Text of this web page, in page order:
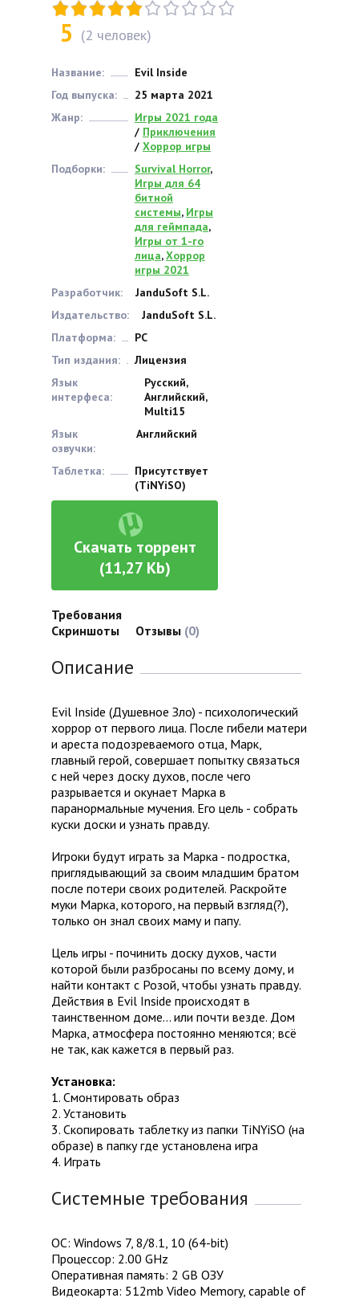
5 (2 человек)
Название:
Evil Inside
Год выпуска:
25 марта 2021
Жанр:
Игры 2021 года
/ Приключения
/ Хоррор игры
Подборки:
Survival Horror,
Игры для 64
битной
системы, Игры
для геймпада,
Игры от 1-го
лица,Хоррор
игры 2021
Разработчик:
JanduSoft S.L.
Издательство:
JanduSoft S.L.
Платформа:
PC
Тип издания:
Лицензия
Язык
интерфеса:
Русский,
Английский,
Multi15
Язык
озвучки:
Английский
Таблетка:
Присутствует
(TiNYiSO)
Скачать торрент
(11,27 Kb)
Требования
Скриншоты
Отзывы (0)
Описание
Evil Inside (Душевное Зло) - психологический
хоррор от первого лица. После гибели матери
и ареста подозреваемого отца, Марк,
главный герой, совершает попытку связаться
с ней через доску духов, после чего
разрывается и окунает Марка в
паранормальные мучения. Его цель - собрать
куски доски и узнать правду.
Игроки будут играть за Марка - подростка,
приглядывающий за своим младшим братом
после потери своих родителей. Раскройте
муки Марка, которого, на первый взгляд(?),
только он знал своих маму и папу.
Цель игры - починить доску духов, части
которой были разбросаны по всему дому, и
найти контакт с Розой, чтобы узнать правду.
Действия в Evil Inside происходят в
таинственном доме... или почти везде. Дом
Марка, атмосфера постоянно меняются; всё
не так, как кажется в первый раз.
Установка:
1. Смонтировать образ
2. Установить
3. Скопировать таблетку из папки TiNYiSO (на
образе) в папку где установлена игра
4. Играть
Системные требования
ОС: Windows 7, 8/8.1, 10 (64-bit)
Процессор: 2.00 GHz
Оперативная память: 2 GB ОЗУ
Видеокарта: 512mb Video Memory, capable of